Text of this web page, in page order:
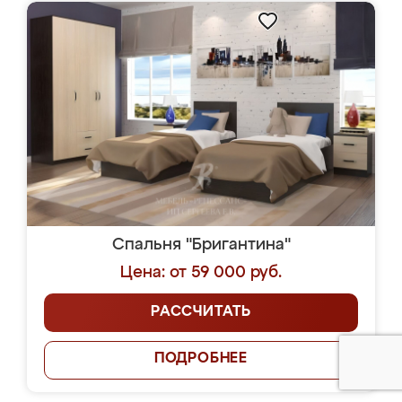
Спальня "Бригантина"
Цена: от 59 000 руб.
РАССЧИТАТЬ
ПОДРОБНЕЕ